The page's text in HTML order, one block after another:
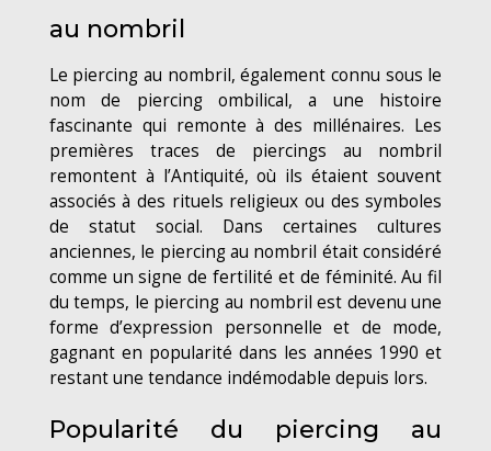
au nombril
Le piercing au nombril, également connu sous le
nom de piercing ombilical, a une histoire
fascinante qui remonte à des millénaires. Les
premières traces de piercings au nombril
remontent à l’Antiquité, où ils étaient souvent
associés à des rituels religieux ou des symboles
de statut social. Dans certaines cultures
anciennes, le piercing au nombril était considéré
comme un signe de fertilité et de féminité. Au fil
du temps, le piercing au nombril est devenu une
forme d’expression personnelle et de mode,
gagnant en popularité dans les années 1990 et
restant une tendance indémodable depuis lors.
Popularité du piercing au